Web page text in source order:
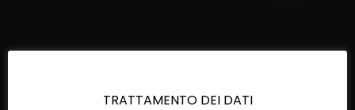
TRATTAMENTO DEI DATI